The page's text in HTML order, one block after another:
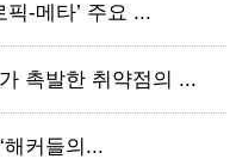
-메타’ 주요 ...
촉발한 취약점의 ...
커들의...